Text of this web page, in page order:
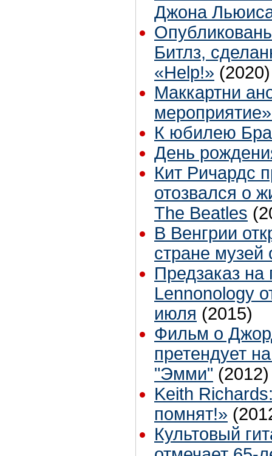
Джона
Битлз,
«Help!» (2020)
Маккартни
К юбилею
День
Кит Ричардс
отозвался о
The Beatles
В Венгрии
стране музей
Предзаказ
Lennonology
июля (2015)
Фильм о
претендует
"Эмми" (2012)
Keith
помнят!»
Культовый